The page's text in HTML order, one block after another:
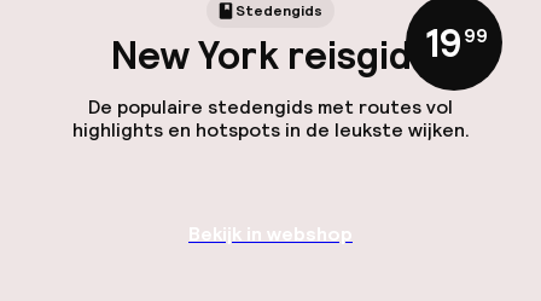
Stedengids
New York reisgids
De populaire stedengids met routes vol
highlights en hotspots in de leukste wijken.
19,99
Bekijk in webshop